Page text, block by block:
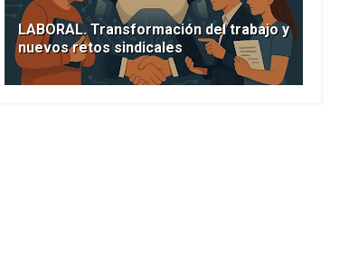
LABORAL. Transformación del trabajo y
nuevos retos sindicales